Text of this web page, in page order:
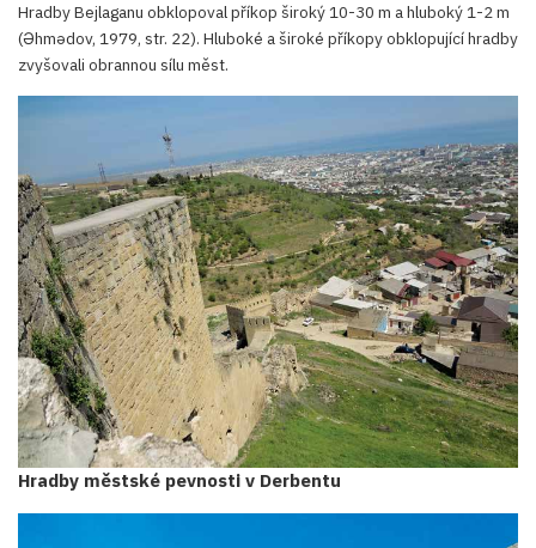
Hradby Bejlaganu obklopoval příkop široký 10-30 m a hluboký 1-2 m
(Əhmədov, 1979, str. 22). Hluboké a široké příkopy obklopující hradby
zvyšovali obrannou sílu měst.
Hradby městské pevnosti v Derbentu